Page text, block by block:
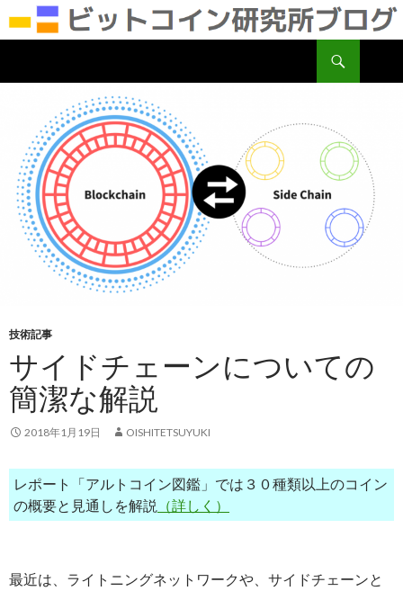
へ
移
動
技術記事
サイドチェーンについての
簡潔な解説
2018年1月19日 OISHITETSUYUKI
レポート「アルトコイン図鑑」では３０種類以上のコイン
の概要と見通しを解説
（詳しく）
最近は、ライトニングネットワークや、サイドチェーンと